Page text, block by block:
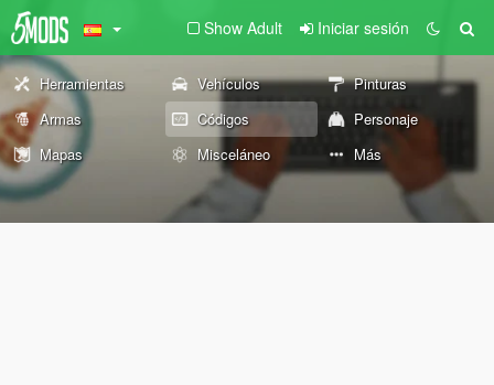
Show Adult Iniciar sesión
Herramientas Vehículos
Pinturas
Armas
Códigos
Personaje
Mapas
Misceláneo Más